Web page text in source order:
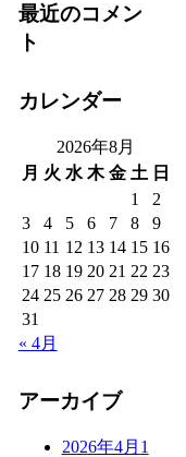
最近のコメン
ト
カレンダー
2026年8月
月 火 水 木 金 土 日
1
2
3
4 5 6 7 8
9
10 11 12 13 14 15 16
17 18 19 20 21 22 23
24 25 26 27 28 29 30
31
« 4月
アーカイブ
2026年4月 1